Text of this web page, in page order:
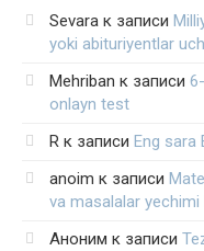
Sevara к записи
yoki abituriyentlar
Mehriban к записи
onlayn test
R к записи Eng sara
anoim к записи
va masalalar yechimi
Аноним к записи